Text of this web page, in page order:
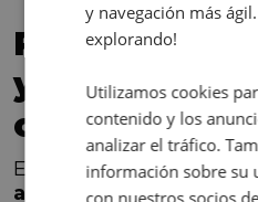
Reformas de
y su
obligatoria
Existen elementos que
alteración de las
y navegación más
explorando!
Utilizamos cookies
contenido y los
analizar el tráfico.
información sobre su
con nuestros socios